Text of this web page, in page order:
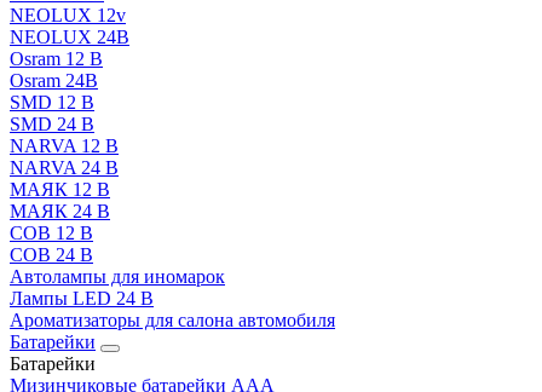
NEOLUX 12v
NEOLUX 24В
Osram 12 В
Osram 24В
SMD 12 В
SMD 24 В
NARVA 12 В
NARVA 24 В
МАЯК 12 В
МАЯК 24 В
COB 12 В
COB 24 В
Автолампы для иномарок
Лампы LED 24 B
Ароматизаторы для салона автомобиля
Батарейки
Батарейки
Мизинчиковые батарейки AAA